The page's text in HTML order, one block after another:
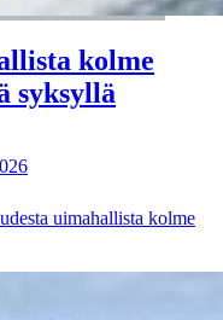
kolme
syksyllä
uimahallista kolme